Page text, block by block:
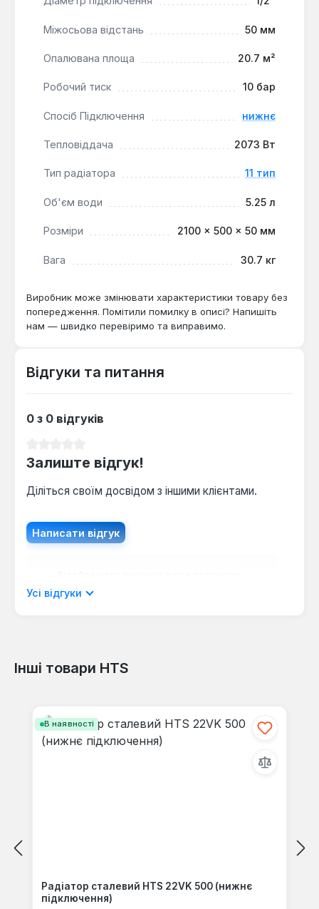
приміщенні.
Оптимальний об'єм теплоносія:
Об'єм води
швидкому нагріванню та ефективному
Цей сталевий радіатор HTS ідеально підходить
комерційних приміщеннях з автономними або
сучасними централізованими системами опалення,
де важлива висока тепловіддача та естетичний
вигляд. Його довжина 2100 мм робить його
або в просторих кімнатах, забезпечуючи
Міжосьова відстань 50 мм
Опалювана площа 20.7 м²
Робочий тиск 10 бар
Спосіб Підключення нижнє
Тепловіддача 2073 Вт
Тип радіатора 11 тип
Об'єм води 5.25 л
Розміри 2100 × 500 × 50 мм
Вага 30.7 кг
Виробник може змінювати характеристики товару без
попередження. Помітили помилку в описі? Напишіть
нам — швидко перевіримо та виправимо.
Відгуки та питання
0 з 0 відгуків
Залиште відгук!
Діліться своїм досвідом з іншими клієнтами.
Написати відгук
мовою.
Відгуків не знайдено. Поділіться
Усі відгуки
Інші товари HTS
В наявності
Радіатор сталевий HTS 22VK 500 (нижнє
підключення)